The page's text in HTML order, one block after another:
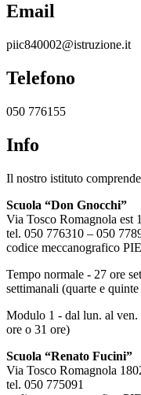
Email
piic840002@istruzione.it
Telefono
050 776155
Info
Il nostro istituto
Scuola “Don Gnocchi”
Via Tosco Romagnola est
tel. 050 776310 – 050
codice meccanografico
Tempo normale - 27 ore
settimanali (quarte e
Modulo 1 - dal lun. al
ore o 31 ore)
Scuola “Renato Fucini”
Via Tosco Romagnola
tel. 050 775091